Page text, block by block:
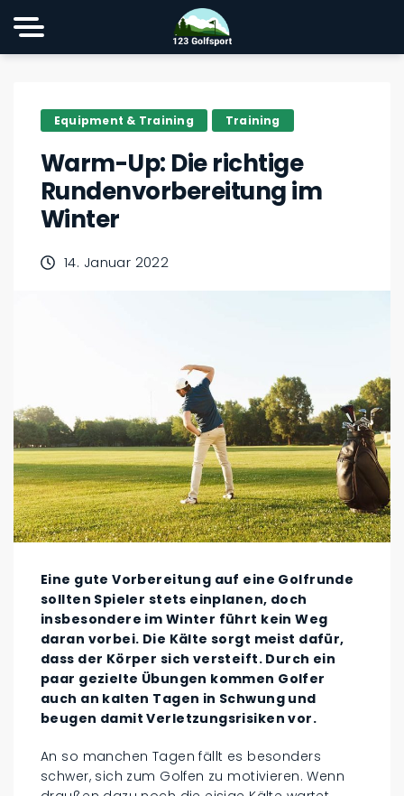
Equipment & Training Training
Warm-Up: Die richtige
Rundenvorbereitung im
Winter
14. Januar 2022
Eine gute Vorbereitung auf eine Golfrunde
sollten Spieler stets einplanen, doch
insbesondere im Winter führt kein Weg
daran vorbei. Die Kälte sorgt meist dafür,
dass der Körper sich versteift. Durch ein
paar gezielte Übungen kommen Golfer
auch an kalten Tagen in Schwung und
beugen damit Verletzungsrisiken vor.
An so manchen Tagen fällt es besonders
schwer, sich zum Golfen zu motivieren. Wenn